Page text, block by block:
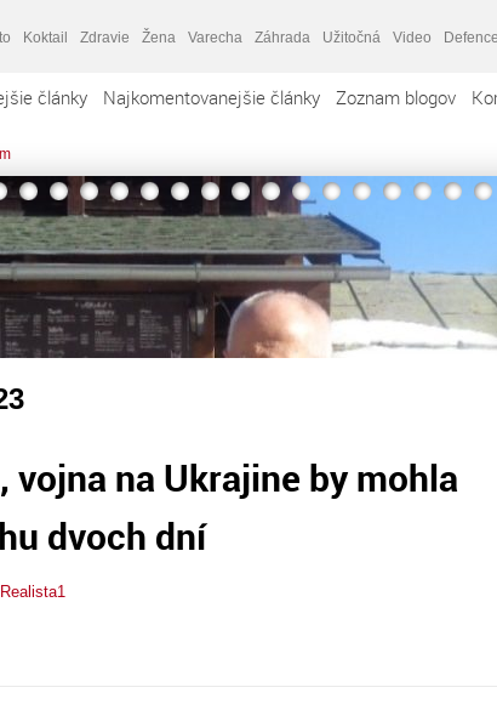
Koktail Zdravie Žena Varecha Záhrada Užitočná Video
články Najkomentovanejšie články Zoznam blogov
vojna na Ukrajine by mohla
dvoch dní
Realista1